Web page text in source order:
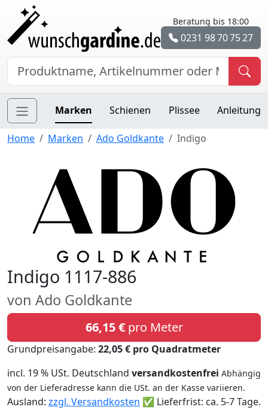
Beratung bis 18:00
0231 98 70 75 27
Marken Schienen Plissee Anleitung
Home Marken Ado Goldkante Indigo
Indigo 1117-886
von Ado Goldkante
66,15 €pro Meter
Grundpreisangabe: 22,05 € pro Quadratmeter
incl. 19 % USt. Deutschland versandkostenfrei Abhängig
von der Lieferadresse kann die USt. an der Kasse variieren.
Ausland: zzgl. Versandkosten ✅ Lieferfrist: ca. 5-7 Tage.